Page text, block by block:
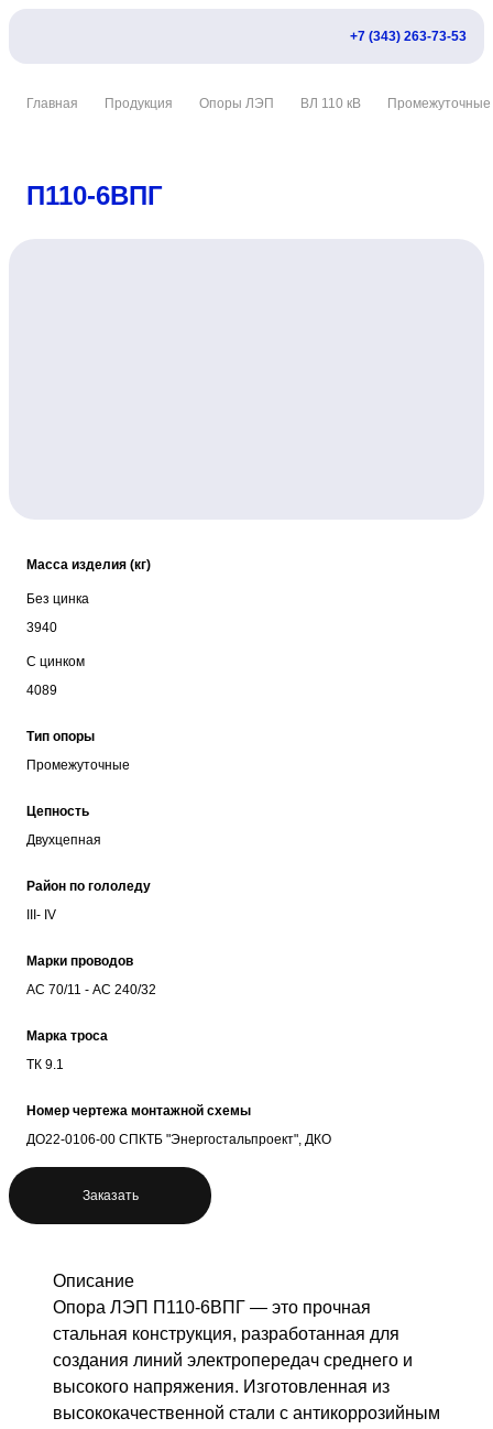
+7 (343) 263-73-53
Главная Продукция Опоры ЛЭП ВЛ 110 кВ Промежуточные
П110-6ВПГ
Масса изделия (кг)
Без цинка
3940
С цинком
4089
Тип опоры
Промежуточные
Цепность
Двухцепная
Район по гололеду
III- IV
Марки проводов
АС 70/11 - АС 240/32
Марка троса
ТК 9.1
Номер чертежа монтажной схемы
ДО22-0106-00 СПКТБ "Энергостальпроект", ДКО
Заказать
Описание
Опора ЛЭП П110-6ВПГ — это прочная
стальная конструкция, разработанная для
создания линий электропередач среднего и
высокого напряжения. Изготовленная из
высококачественной стали с антикоррозийным